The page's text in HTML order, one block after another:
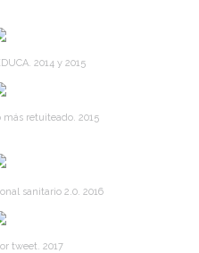
2014 y 2015
retuiteado. 2015
sanitario 2.0. 2016
tweet. 2017